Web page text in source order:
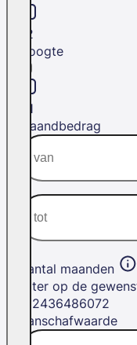
L2
Hoogte
H1
Maandbedrag
Aantal maanden
Filter op de
2436486072
Aanschafwaarde